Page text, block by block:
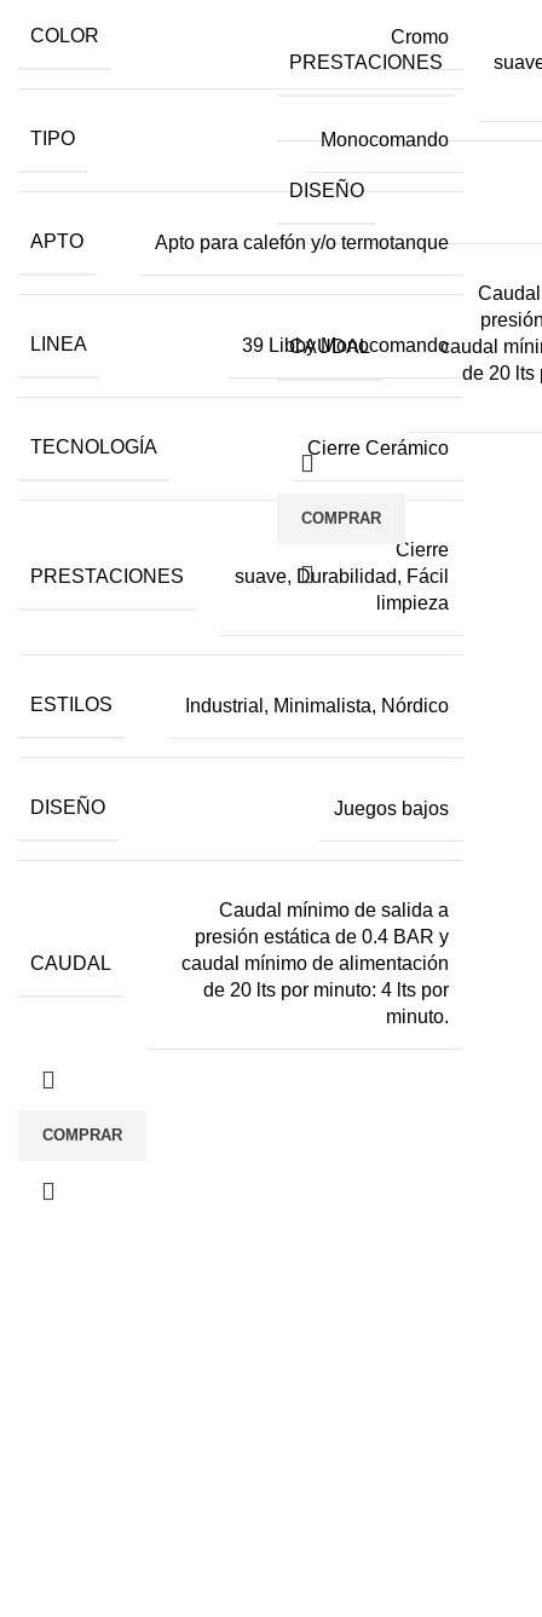
COLOR Cromo
TIPO Monocomando
APTO Apto para calefón y/o termotanque
LINEA 39 Libby Monocomando
TECNOLOGÍA Cierre Cerámico
PRESTACIONES
Cierre
suave, Durabilidad, Fácil
limpieza
ESTILOS Industrial, Minimalista, Nórdico
DISEÑO Juegos bajos
CAUDAL
Caudal mínimo de salida a
presión estática de 0.4 BAR y
caudal mínimo de alimentación
de 20 lts por minuto: 4 lts por
minuto.
COMPRAR
PRESTACIONES
DISEÑO
CAUDAL
caudal
de 20 lts
COMPRAR